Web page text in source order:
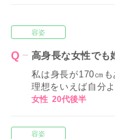
容姿
高身長な女性でも
私は身長が170㎝
理想をいえば自分
そんなに多くはな
女性 20代後半
容姿